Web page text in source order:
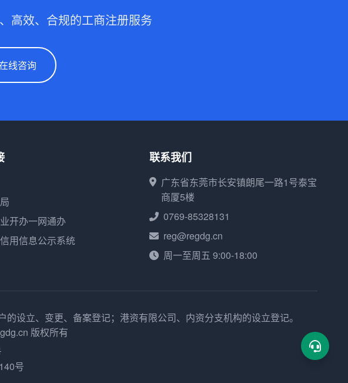
高效、合规的工商注册服务
线咨询
开办一网通办
用信息公示系统
联系我们
广东省东莞市长安镇朗尾一路1号泰宝
商厦5楼
0769-85328131
reg@regdg.cn
周一至周五 9:00-18:00
设立、变更、备案登记；港资有限公司、内资分支机构的设立登记。
版权所有
号